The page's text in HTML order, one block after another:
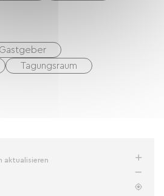
Tagungsraum
aktualisieren